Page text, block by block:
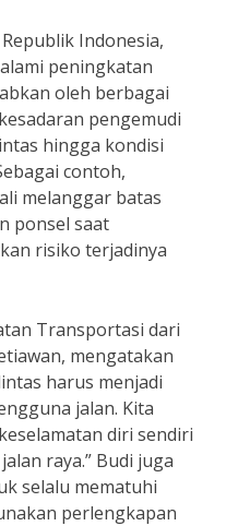
Indonesia,
peningkatan
oleh berbagai
pengemudi
hingga kondisi
contoh,
melanggar batas
ponsel saat
risiko terjadinya
Transportasi dari
mengatakan
harus menjadi
jalan. Kita
diri sendiri
raya.” Budi juga
selalu mematuhi
perlengkapan